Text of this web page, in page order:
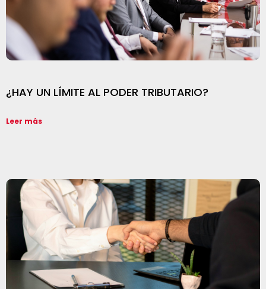
¿HAY UN LÍMITE AL PODER TRIBUTARIO?
Leer más